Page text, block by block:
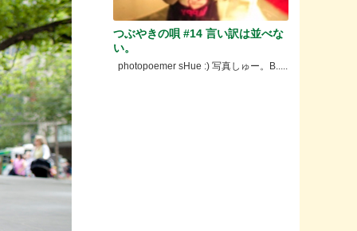
つぶやきの唄 #14 言い訳は並べな
い。
photopoemer sHue :) 写真しゅー。B.....